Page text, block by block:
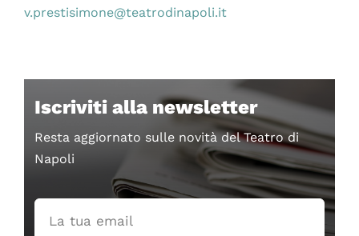
v.prestisimone@teatrodinapoli.it
Iscriviti alla newsletter
Resta aggiornato sulle novità del Teatro di
Napoli